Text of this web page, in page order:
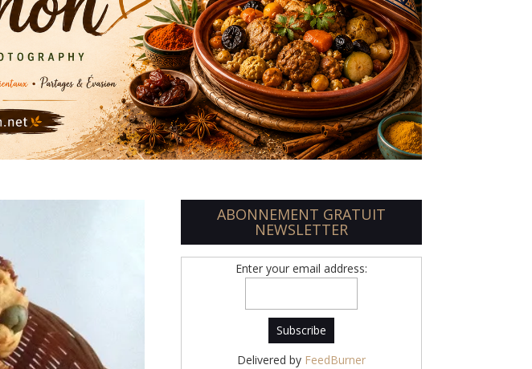
ABONNEMENT GRATUIT
NEWSLETTER
Enter your email address:
Delivered by FeedBurner